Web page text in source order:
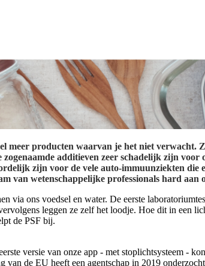
meer producten waarvan je het niet verwacht.
zogenaamde additieven zeer schadelijk zijn
zijn voor de vele auto-immuunziekten
van wetenschappelijke professionals hard
via ons voedsel en water. De eerste
leggen ze zelf het loodje. Hoe dit in een
de PSF bij.
versie van onze app - met stoplichtsysteem -
de EU heeft een agentschap in 2019